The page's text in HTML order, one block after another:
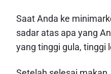
Saat Anda ke
sadar atas apa yang
yang tinggi gula, tinggi